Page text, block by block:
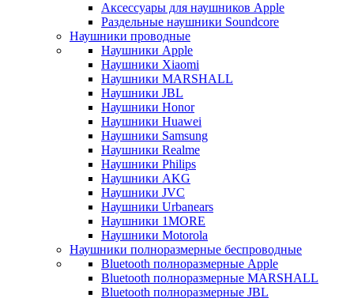
Аксессуары для наушников Apple
Раздельные наушники Soundcore
Наушники проводные
Наушники Apple
Наушники Xiaomi
Наушники MARSHALL
Наушники JBL
Наушники Honor
Наушники Huawei
Наушники Samsung
Наушники Realme
Наушники Philips
Наушники AKG
Наушники JVC
Наушники Urbanears
Наушники 1MORE
Наушники Motorola
Наушники полноразмерные беспроводные
Bluetooth полноразмерные Apple
Bluetooth полноразмерные MARSHALL
Bluetooth полноразмерные JBL